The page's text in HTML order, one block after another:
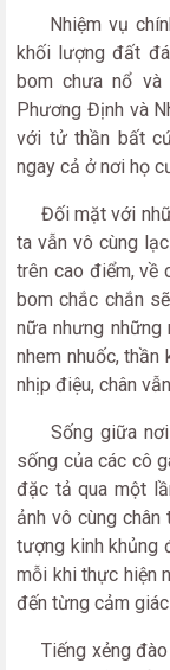
Nhiệm vụ
khối lượng đất
bom chưa nổ và
Phương Định và
với tử thần bất
ngay cả ở nơi họ
Đối mặt với
ta vẫn vô cùng
trên cao điểm, về
bom chắc chắn
nữa nhưng
nhem nhuốc,
nhịp điệu, chân
Sống giữa nơi
sống của các cô
đặc tả qua một
ảnh vô cùng
tượng kinh khủng
mỗi khi thực hiện
đến từng cảm
Tiếng xẻng đào